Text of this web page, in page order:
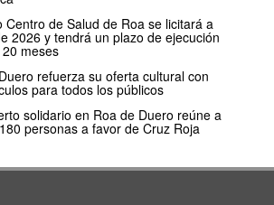
Centro de Salud de Roa se licitará a
2026 y tendrá un plazo de ejecución
meses
refuerza su oferta cultural con
para todos los públicos
solidario en Roa de Duero reúne a
personas a favor de Cruz Roja